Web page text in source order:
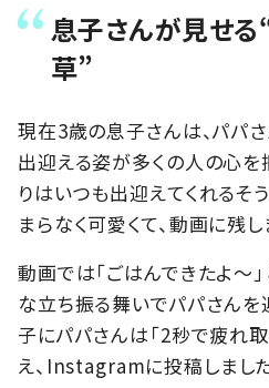
息子さんが見せ
草”
現在3歳の息子さんは、パパ
出迎える姿が多くの人の心を
りはいつも出迎えてくれるそ
まらなく可愛くて、動画に残し
動画では「ごはんできたよ～
な立ち振る舞いでパパさんを
子にパパさんは「2秒で疲れ
え、Instagramに投稿しました